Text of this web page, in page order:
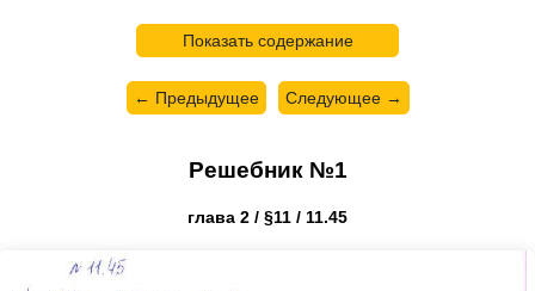
Показать содержание
← Предыдущее Следующее →
Решебник №1
глава 2 / §11 / 11.45